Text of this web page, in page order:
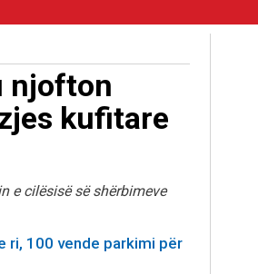
njofton
kufitare
e cilësisë së shërbimeve
ri, 100 vende parkimi për